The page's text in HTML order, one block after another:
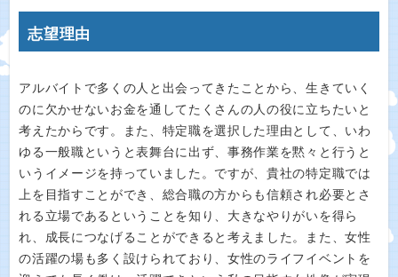
志望理由
アルバイトで多くの人と出会ってきたことから、生きていく
のに欠かせないお金を通してたくさんの人の役に立ちたいと
考えたからです。また、特定職を選択した理由として、いわ
ゆる一般職というと表舞台に出ず、事務作業を黙々と行うと
いうイメージを持っていました。ですが、貴社の特定職では
上を目指すことができ、総合職の方からも信頼され必要とさ
れる立場であるということを知り、大きなやりがいを得ら
れ、成長につなげることができると考えました。また、女性
の活躍の場も多く設けられており、女性のライフイベントを